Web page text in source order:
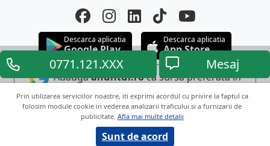
0771.121.XXX Mesaj
Prin utilizarea serviciilor noastre, iti exprimi acordul cu privire la faptul ca
folosim module cookie in vederea analizarii traficului si a furnizarii de
publicitate. Afla mai multe detalii
Sunt de acord
Descarca aplicatia
Google Play
Descarca aplicatia
App Store
Adaugaanuntul.roca sursa preferata in
Google
Copyright © 2026 ANUNTUL TELEFONIC
Toate drepturile rezervate.